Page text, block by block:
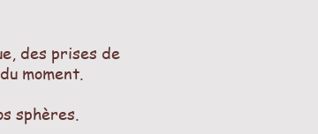
des prises de
moment.
sphères.